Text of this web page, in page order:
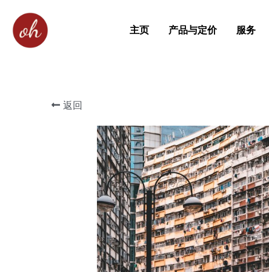
主页 产品与定价 服务
返回